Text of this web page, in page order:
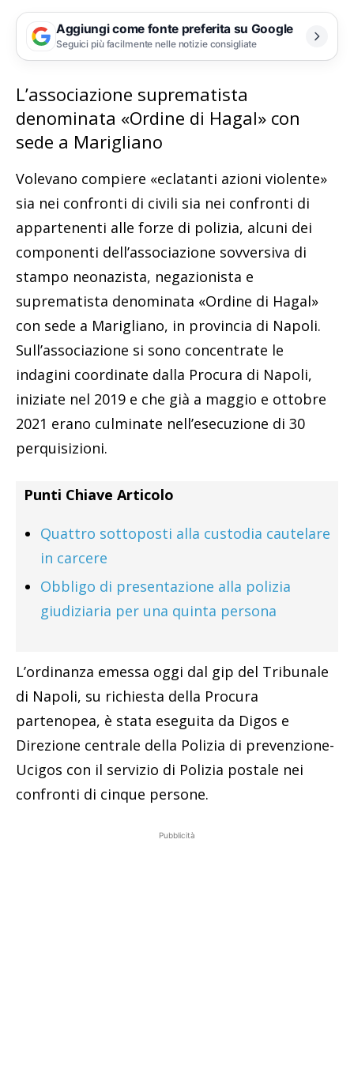
Aggiungi come fonte preferita su Google
Seguici più facilmente nelle notizie consigliate
L’associazione suprematista
denominata «Ordine di Hagal» con
sede a Marigliano
Volevano compiere «eclatanti azioni violente»
sia nei confronti di civili sia nei confronti di
appartenenti alle forze di polizia, alcuni dei
componenti dell’associazione sovversiva di
stampo neonazista, negazionista e
suprematista denominata «Ordine di Hagal»
con sede a Marigliano, in provincia di Napoli.
Sull’associazione si sono concentrate le
indagini coordinate dalla Procura di Napoli,
iniziate nel 2019 e che già a maggio e ottobre
2021 erano culminate nell’esecuzione di 30
perquisizioni.
Punti Chiave Articolo
Quattro sottoposti alla custodia cautelare
in carcere
Obbligo di presentazione alla polizia
giudiziaria per una quinta persona
L’ordinanza emessa oggi dal gip del Tribunale
di Napoli, su richiesta della Procura
partenopea, è stata eseguita da Digos e
Direzione centrale della Polizia di prevenzione-
Ucigos con il servizio di Polizia postale nei
confronti di cinque persone.
Pubblicità